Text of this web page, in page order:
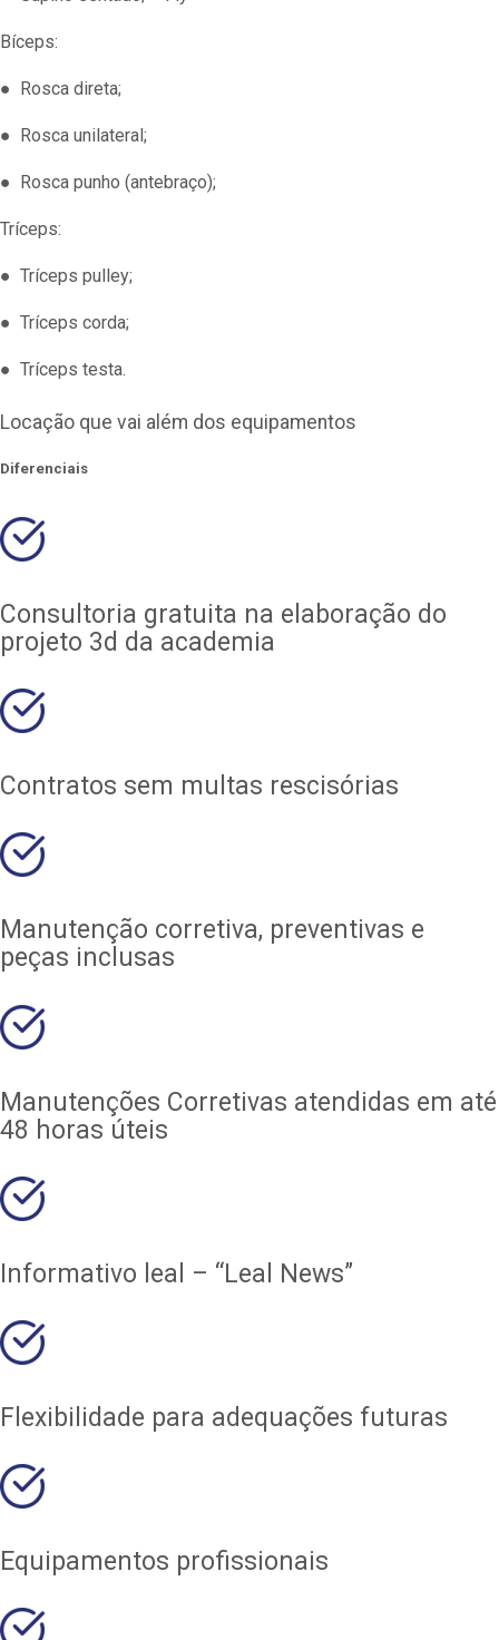
Bíceps:
● Rosca direta;
● Rosca unilateral;
● Rosca punho (antebraço);
Tríceps:
● Tríceps pulley;
● Tríceps corda;
● Tríceps testa.
Locação que vai além dos equipamentos
Diferenciais
Consultoria gratuita na elaboração do
projeto 3d da academia
Contratos sem multas rescisórias
Manutenção corretiva, preventivas e
peças inclusas
Manutenções Corretivas atendidas em até
48 horas úteis
Informativo leal – “Leal News”
Flexibilidade para adequações futuras
Equipamentos profissionais